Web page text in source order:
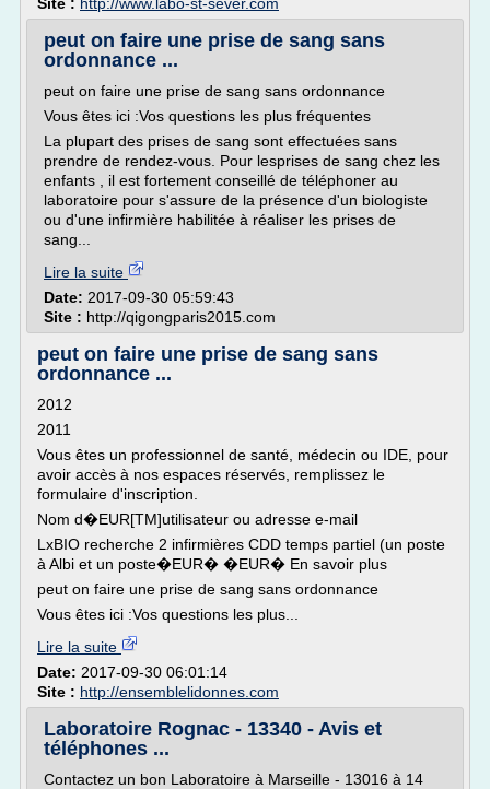
peut on faire une prise de sang sans
ordonnance ...
peut on faire une prise de sang sans ordonnance
Vous êtes ici :Vos questions les plus fréquentes
La plupart des prises de sang sont effectuées sans
prendre de rendez-vous. Pour lesprises de sang chez les
enfants , il est fortement conseillé de téléphoner au
laboratoire pour s'assure de la présence d'un biologiste
ou d'une infirmière habilitée à réaliser les prises de
sang...
Lire la suite
Date: 2017-09-30 05:59:43
Site : http://qigongparis2015.com
peut on faire une prise de sang sans
ordonnance ...
2012
2011
Vous êtes un professionnel de santé, médecin ou IDE, pour
avoir accès à nos espaces réservés, remplissez le
formulaire d'inscription.
Nom d�EUR[TM]utilisateur ou adresse e-mail
LxBIO recherche 2 infirmières CDD temps partiel (un poste
à Albi et un poste�EUR� �EUR� En savoir plus
peut on faire une prise de sang sans ordonnance
Vous êtes ici :Vos questions les plus...
Lire la suite
Date: 2017-09-30 06:01:14
Site : http://ensemblelidonnes.com
Laboratoire Rognac - 13340 - Avis et
téléphones ...
Contactez un bon Laboratoire à Marseille - 13016 à 14